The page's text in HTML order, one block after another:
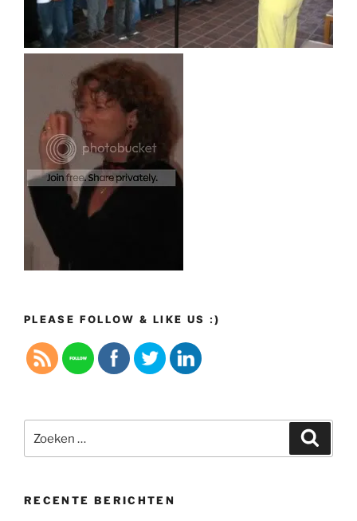
PLEASE FOLLOW & LIKE US :)
naar:
RECENTE BERICHTEN